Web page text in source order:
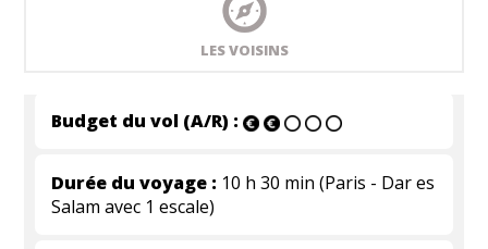
LES VOISINS
Budget du vol (A/R) :
Durée du voyage : 10 h 30 min (Paris - Dar es
Salam avec 1 escale)